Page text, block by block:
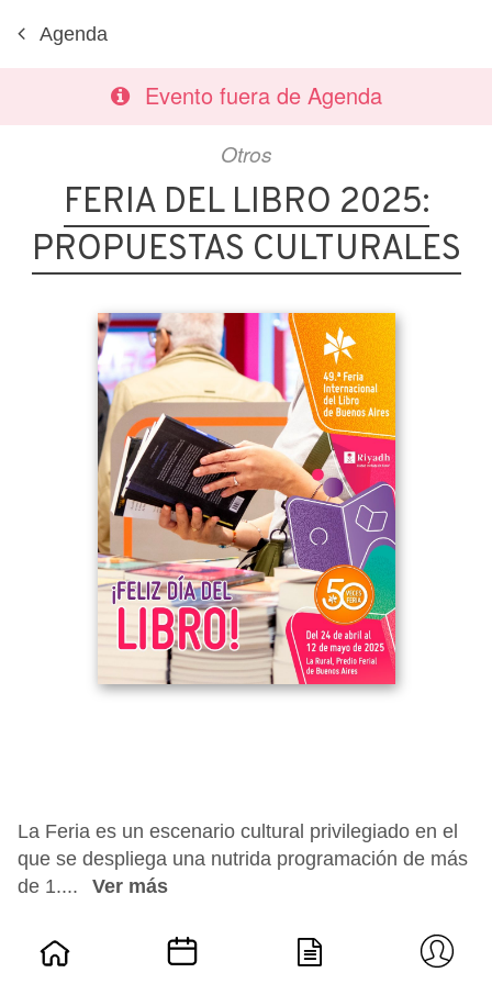
Agenda
Evento fuera de Agenda
Otros
FERIA DEL LIBRO 2025:
PROPUESTAS CULTURALES
La Feria es un escenario cultural privilegiado en el
que se despliega una nutrida programación de más
de 1....
Ver más